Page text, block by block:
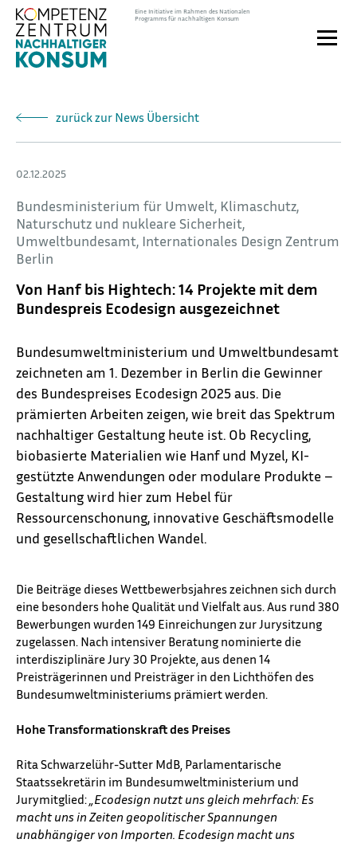
Direkt
zum
Inhalt
Eine Initiative im Rahmen des Nationalen
Programms für nachhaltigen Konsum
Toggle
zurück zur News Übersicht
02.12.2025
Bundesministerium für Umwelt, Klimaschutz,
Naturschutz und nukleare Sicherheit,
Umweltbundesamt, Internationales Design Zentrum
Berlin
Von Hanf bis Hightech: 14 Projekte mit dem
Bundespreis Ecodesign ausgezeichnet
Bundesumweltministerium und Umweltbundesamt
zeichneten am 1. Dezember in Berlin die Gewinner
des Bundespreises Ecodesign 2025 aus. Die
prämierten Arbeiten zeigen, wie breit das Spektrum
nachhaltiger Gestaltung heute ist. Ob Recycling,
biobasierte Materialien wie Hanf und Myzel, KI-
gestützte Anwendungen oder modulare Produkte –
Gestaltung wird hier zum Hebel für
Ressourcenschonung, innovative Geschäftsmodelle
und gesellschaftlichen Wandel.
Die Beiträge dieses Wettbewerbsjahres zeichnen sich durch
eine besonders hohe Qualität und Vielfalt aus. Aus rund 380
Bewerbungen wurden 149 Einreichungen zur Jurysitzung
zugelassen. Nach intensiver Beratung nominierte die
interdisziplinäre Jury 30 Projekte, aus denen 14
Preisträgerinnen und Preisträger in den Lichthöfen des
Bundesumweltministeriums prämiert werden.
Hohe Transformationskraft des Preises
Rita Schwarzelühr-Sutter MdB, Parlamentarische
Staatssekretärin im Bundesumweltministerium und
Jurymitglied:„Ecodesign nutzt uns gleich mehrfach: Es
macht uns in Zeiten geopolitischer Spannungen
unabhängiger von Importen. Ecodesign macht uns